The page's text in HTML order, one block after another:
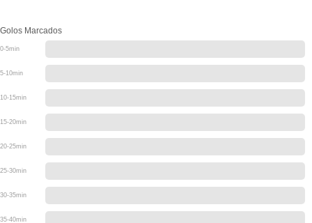
Golos Marcados
0-5min
5-10min
10-15min
15-20min
20-25min
25-30min
30-35min
35-40min